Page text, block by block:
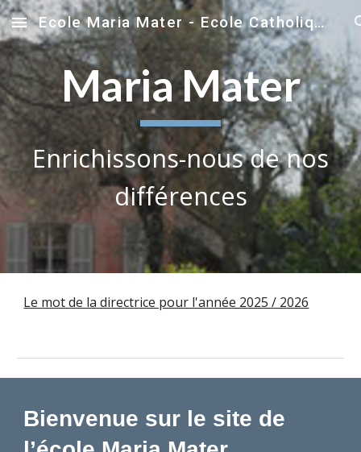
Skip to main content Skip to navigation
Ecole Maria Mater - Ecole Catholique sous contrat - Ecole de Foyer de Charité
Maria Mater
Enrichissons-nous de nos
différences
Le mot de la directrice pour l'année 2025 / 2026
Bienvenue sur le site de